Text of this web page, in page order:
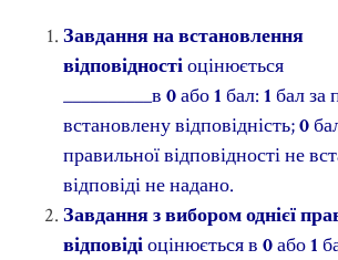
Завдання на встановлення
відповідностіоцінюється
__________в 0або1 бал: 1 бал за
встановлену відповідність;0
правильної відповідності не
відповіді не надано.
Завдання з вибором однієї
відповідіоцінюється в 0або1